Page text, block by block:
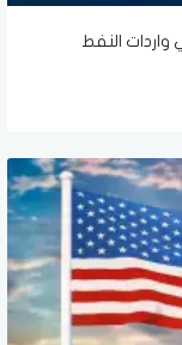
واردات النفط